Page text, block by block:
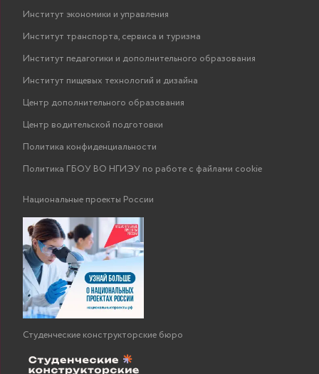
Институт экономики и управления
Институт транспорта, сервиса и туризма
Институт педагогики и дополнительного образования
Институт пищевых технологий и дизайна
Центр дополнительного образования
Центр водительской подготовки
Политика конфиденциальности
Политика ГБОУ ВО НГИЭУ по работе с файлами cookie
Национальные проекты России
Студенческие конструкторские бюро